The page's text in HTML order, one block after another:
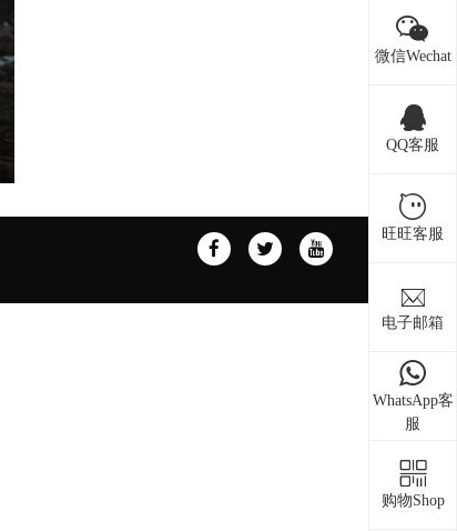
微信Wechat
QQ客服
旺旺客服
电子邮箱
WhatsApp客
服
购物Shop